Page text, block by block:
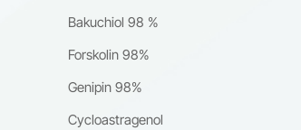
Bakuchiol 98 %
Forskolin 98%
Genipin 98%
Cycloastragenol